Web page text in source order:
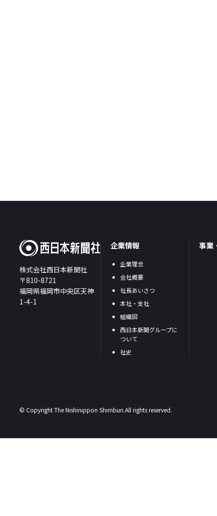
株式会社西日本新聞社
〒810-8721
福岡県福岡市中央区天神
1-4-1
企業情報
企業理念
会社概要
社長あいさつ
本社・支社
組織図
西日本新聞グループに
ついて
社史
事業
© Copyright The Nishinippon Shimbun.All rights reserved.